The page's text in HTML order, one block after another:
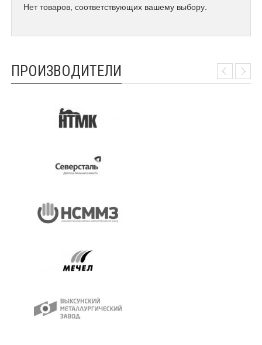
Нет товаров, соответствующих вашему выбору.
ПРОИЗВОДИТЕЛИ